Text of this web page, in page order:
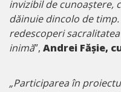
invizibil de cunoaștere,
dăinuie dincolo de
redescoperi
inimă”, Andrei Fășie,
„Participarea în